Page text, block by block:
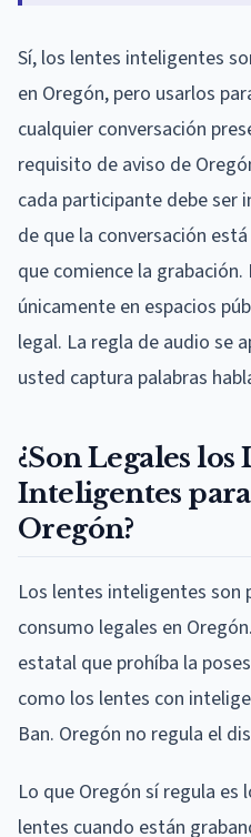
Sí, los lentes inteligentes
en Oregón, pero usarlos
cualquier conversación
requisito de aviso de
cada participante debe ser
de que la conversación
que comience la
únicamente en espacios
legal. La regla de audio se
usted captura palabras
¿Son Legales los
Inteligentes para
Oregón?
Los lentes inteligentes
consumo legales en
estatal que prohíba la
como los lentes con
Ban. Oregón no regula el
Lo que Oregón sí regula es
lentes cuando están